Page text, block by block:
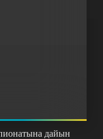
дайын